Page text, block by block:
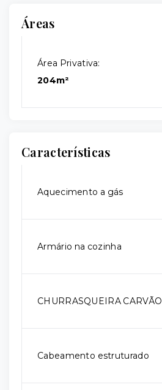
Áreas
Área Privativa:
204m²
Características
Aquecimento a gás
Armário na cozinha
CHURRASQUEIRA CARVÃO
Cabeamento estruturado